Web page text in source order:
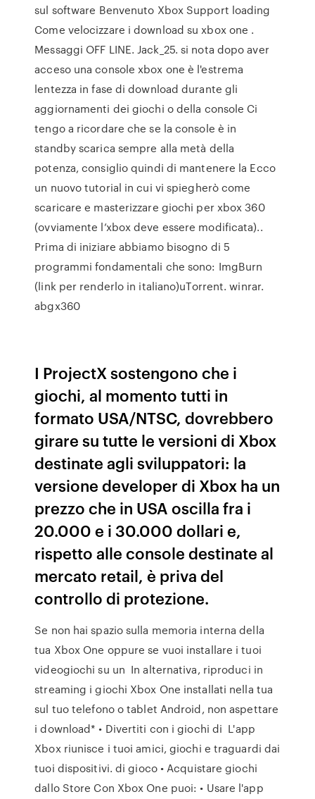
sul software Benvenuto Xbox Support loading
Come velocizzare i download su xbox one .
Messaggi OFF LINE. Jack_25. si nota dopo aver
acceso una console xbox one è l'estrema
lentezza in fase di download durante gli
aggiornamenti dei giochi o della console Ci
tengo a ricordare che se la console è in
standby scarica sempre alla metà della
potenza, consiglio quindi di mantenere la Ecco
un nuovo tutorial in cui vi spiegherò come
scaricare e masterizzare giochi per xbox 360
(ovviamente l’xbox deve essere modificata)..
Prima di iniziare abbiamo bisogno di 5
programmi fondamentali che sono: ImgBurn
(link per renderlo in italiano)uTorrent. winrar.
abgx360
I ProjectX sostengono che i
giochi, al momento tutti in
formato USA/NTSC, dovrebbero
girare su tutte le versioni di Xbox
destinate agli sviluppatori: la
versione developer di Xbox ha un
prezzo che in USA oscilla fra i
20.000 e i 30.000 dollari e,
rispetto alle console destinate al
mercato retail, è priva del
controllo di protezione.
Se non hai spazio sulla memoria interna della
tua Xbox One oppure se vuoi installare i tuoi
videogiochi su un In alternativa, riproduci in
streaming i giochi Xbox One installati nella tua
sul tuo telefono o tablet Android, non aspettare
i download* • Divertiti con i giochi di L'app
Xbox riunisce i tuoi amici, giochi e traguardi dai
tuoi dispositivi. di gioco • Acquistare giochi
dallo Store Con Xbox One puoi: • Usare l'app